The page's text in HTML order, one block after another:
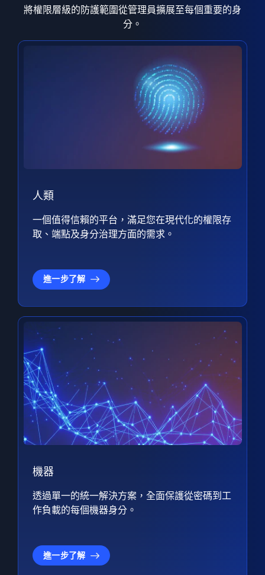
將權限層級的防護範圍從管理員擴展至每個重要的身
分。
人類
一個值得信賴的平台，滿足您在現代化的權限存
取、端點及身分治理方面的需求。
進一步了解
機器
透過單一的統一解決方案，全面保護從密碼到工
作負載的每個機器身分。
進一步了解